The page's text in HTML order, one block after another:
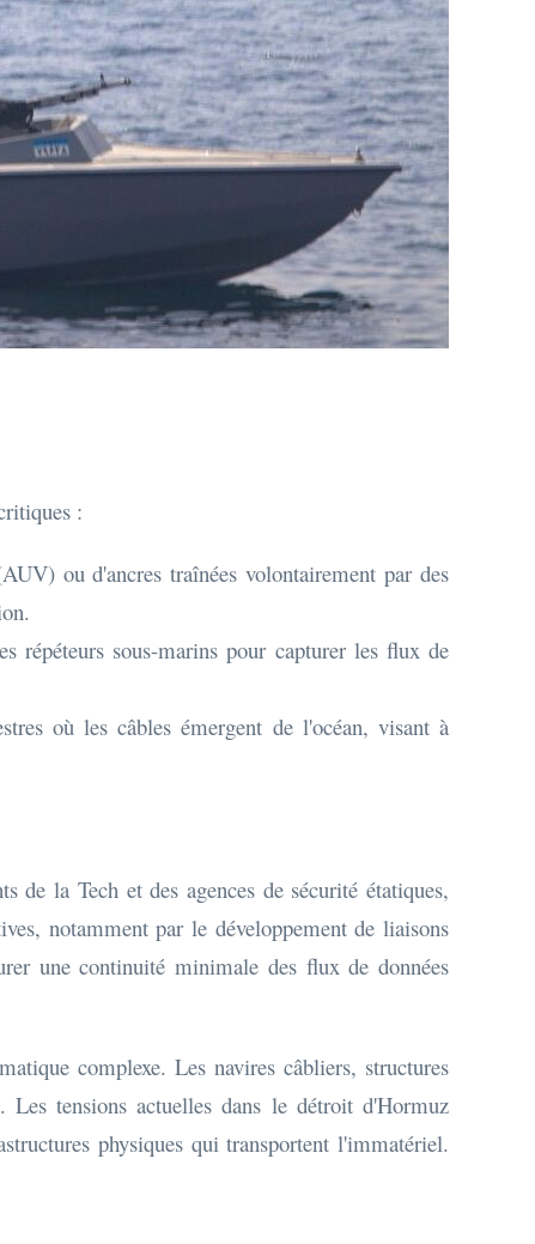
:
ou d'ancres traînées volontairement par des
répéteurs sous-marins pour capturer les flux de
où les câbles émergent de l'océan, visant à
de la Tech et des agences de sécurité étatiques,
notamment par le développement de liaisons
une continuité minimale des flux de données
complexe. Les navires câbliers, structures
Les tensions actuelles dans le détroit d'Hormuz
physiques qui transportent l'immatériel.